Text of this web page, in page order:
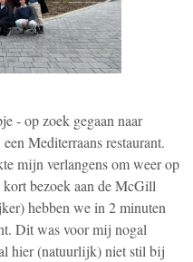
- op zoek gegaan naar
Mediterraans restaurant.
mijn verlangens om weer op
bezoek aan de McGill
hebben we in 2 minuten
Dit was voor mij nogal
hier (natuurlijk) niet stil bij